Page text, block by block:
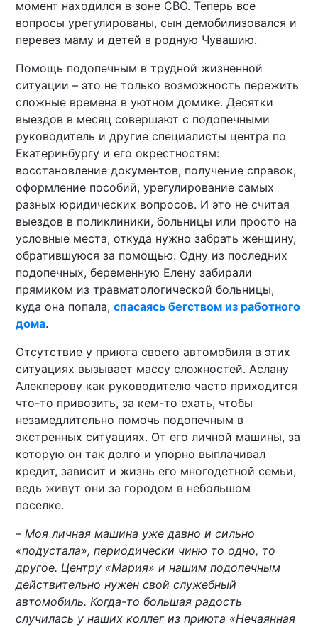
момент находился в зоне СВО. Теперь все
вопросы урегулированы, сын демобилизовался и
перевез маму и детей в родную Чувашию.
Помощь подопечным в трудной жизненной
ситуации – это не только возможность пережить
сложные времена в уютном домике. Десятки
выездов в месяц совершают с подопечными
руководитель и другие специалисты центра по
Екатеринбургу и его окрестностям:
восстановление документов, получение справок,
оформление пособий, урегулирование самых
разных юридических вопросов. И это не считая
выездов в поликлиники, больницы или просто на
условные места, откуда нужно забрать женщину,
обратившуюся за помощью. Одну из последних
подопечных, беременную Елену забирали
прямиком из травматологической больницы,
куда она попала,спасаясь бегством из работного
дома.
Отсутствие у приюта своего автомобиля в этих
ситуациях вызывает массу сложностей. Аслану
Алекперову как руководителю часто приходится
что-то привозить, за кем-то ехать, чтобы
незамедлительно помочь подопечным в
экстренных ситуациях. От его личной машины, за
которую он так долго и упорно выплачивал
кредит, зависит и жизнь его многодетной семьи,
ведь живут они за городом в небольшом
поселке.
–Моя личная машина уже давно и сильно
«подустала», периодически чиню то одно, то
другое. Центру «Мария» и нашим подопечным
действительно нужен свой служебный
автомобиль. Когда-то большая радость
случилась у наших коллег из приюта «Нечаянная